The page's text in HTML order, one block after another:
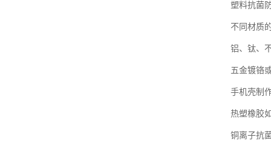
塑料抗菌
不同材质
铝、钛、
五金镀铬
手机壳制
热塑橡胶
铜离子抗